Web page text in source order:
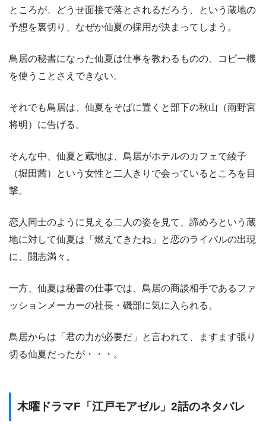
ところが、どうせ面接で落とされるだろう、という蔵地の
予想を裏切り、なぜか仙夏の採用が決まってしまう。
鳥居の秘書になった仙夏は仕事を教わるものの、コピー機
を使うことさえできない。
それでも鳥居は、仙夏をそばに置くと部下の秋山（雨野宮
将明）に告げる。
そんな中、仙夏と蔵地は、鳥居がホテルのカフェで綾子
（堀田茜）という女性と二人きりで会っているところを目
撃。
恋人同士のように見える二人の姿を見て、諦めろという蔵
地に対して仙夏は「燃えてきたね」と恋のライバルの出現
に、闘志満々。
一方、仙夏は秘書の仕事では、鳥居の商談相手であるファ
ッションメーカーの社長・磯部に気に入られる。
鳥居からは「君の力が必要だ」と言われて、ますます張り
切る仙夏だったが・・・。
木曜ドラマF「江戸モアゼル」2話のネタバレ